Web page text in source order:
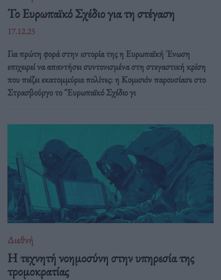
Το Ευρωπαϊκό Σχέδιο για τη στέγαση
17.12.25
Για πρώτη φορά στην ιστορία της η Ευρωπαϊκή Ένωση
επιχειρεί να απαντήσει συντονισμένα στη στεγαστική κρίση
που πιέζει εκατομμύρια πολίτες: η Κομισιόν παρουσίασε στο
Στρασβούργο το "Ευρωπαϊκό Σχέδιο γι
Διεθνή
Η τεχνητή νοημοσύνη στην υπηρεσία της
τρομοκρατίας